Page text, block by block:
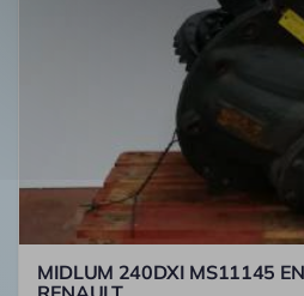
MIDLUM 240DXI MS11145